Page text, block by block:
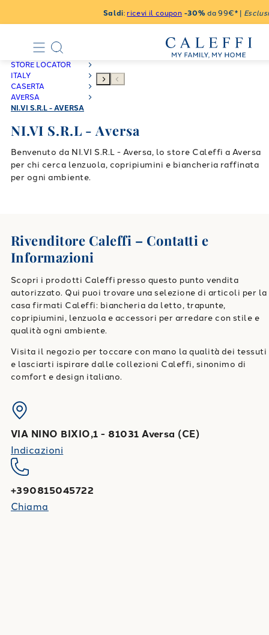
Saldi: ricevi il coupon -30%da 99€* |
STORE LOCATOR
ITALY
CASERTA
AVERSA
NI.VI S.R.L - AVERSA
NI.VI S.R.L - Aversa
Benvenuto da NI.VI S.R.L - Aversa, lo store Caleffi a Aversa
per chi cerca lenzuola, copripiumini e biancheria raffinata
per ogni ambiente.
Rivenditore Caleffi – Contatti e
Informazioni
Scopri i prodotti Caleffi presso questo punto vendita
autorizzato. Qui puoi trovare una selezione di articoli per la
casa firmati Caleffi: biancheria da letto, trapunte,
copripiumini, lenzuola e accessori per arredare con stile e
qualità ogni ambiente.
Visita il negozio per toccare con mano la qualità dei tessuti
e lasciarti ispirare dalle collezioni Caleffi, sinonimo di
comfort e design italiano.
VIA NINO BIXIO,1 - 81031 Aversa (CE)
Indicazioni
+390815045722
Chiama